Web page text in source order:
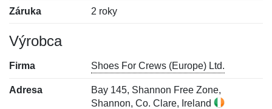
Záruka 2 roky
Výrobca
Firma Shoes For Crews (Europe) Ltd.
Adresa
Bay 145, Shannon Free Zone,
Shannon, Co. Clare, Ireland